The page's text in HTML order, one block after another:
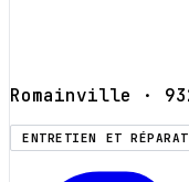
Romainville ·
ENTRETIEN ET